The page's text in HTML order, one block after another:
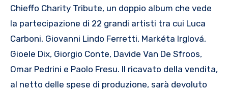
Chieffo Charity Tribute, un doppio album che vede
la partecipazione di 22 grandi artisti tra cui Luca
Carboni, Giovanni Lindo Ferretti, Markéta Irglová,
Gioele Dix, Giorgio Conte, Davide Van De Sfroos,
Omar Pedrini e Paolo Fresu. Il ricavato della vendita,
al netto delle spese di produzione, sarà devoluto